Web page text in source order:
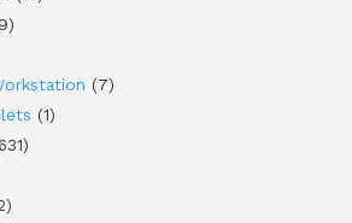
(7)
(1)